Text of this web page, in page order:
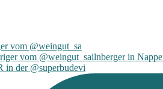
vom @weingut_sa
in der @superbudevi